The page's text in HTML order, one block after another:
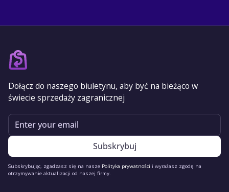
Dołącz do naszego biuletynu, aby być na bieżąco w
świecie sprzedaży zagranicznej
Email
Subskrybując, zgadzasz się na nasze Polityka prywatności i wyrażasz zgodę na
otrzymywanie aktualizacji od naszej firmy.